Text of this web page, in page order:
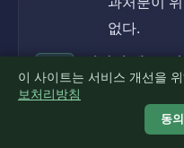
없다.
B회사의 제2주
하여 타당하지 않
이 사이트는 서비스 개선을
보처리방침
동의